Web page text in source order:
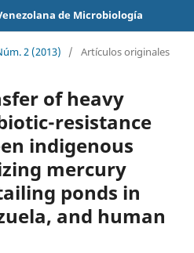
de Microbiología
2 (2013) / Artículos originales
of heavy
resistance
indigenous
mercury
ponds in
and human